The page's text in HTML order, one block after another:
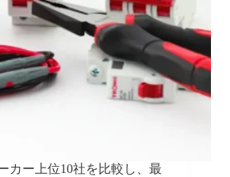
カー上位10社を比較し、最